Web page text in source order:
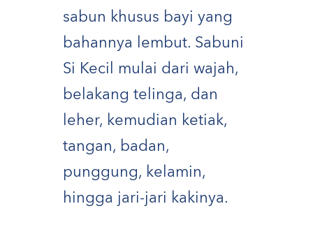
sabun khusus bayi yang
bahannya lembut. Sabuni
Si Kecil mulai dari wajah,
belakang telinga, dan
leher, kemudian ketiak,
tangan, badan,
punggung, kelamin,
hingga jari-jari kakinya.